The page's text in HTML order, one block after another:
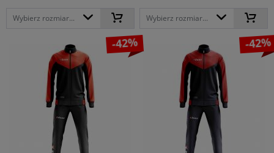
Wybierz rozmiar... Wybierz rozmiar...
-42% -42%